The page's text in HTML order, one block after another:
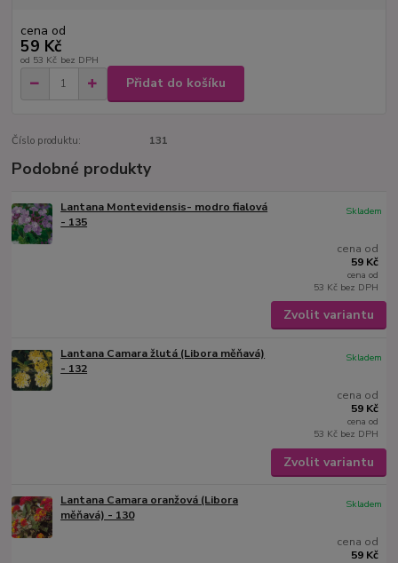
cena od
59 Kč
od 53 Kč bez DPH
Přidat do košíku
Číslo produktu: 131
Podobné produkty
Lantana Montevidensis- modro fialová
- 135
cena od
59 Kč
cena od
53 Kč bez DPH
Skladem
Zvolit variantu
Lantana Camara žlutá (Libora měňavá)
- 132
cena od
59 Kč
cena od
53 Kč bez DPH
Skladem
Zvolit variantu
Lantana Camara oranžová (Libora
měňavá) - 130
cena od
59 Kč
Skladem